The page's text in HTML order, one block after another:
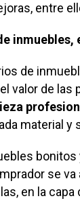
entre
inmuebles,
de
valor de
material
se
en la